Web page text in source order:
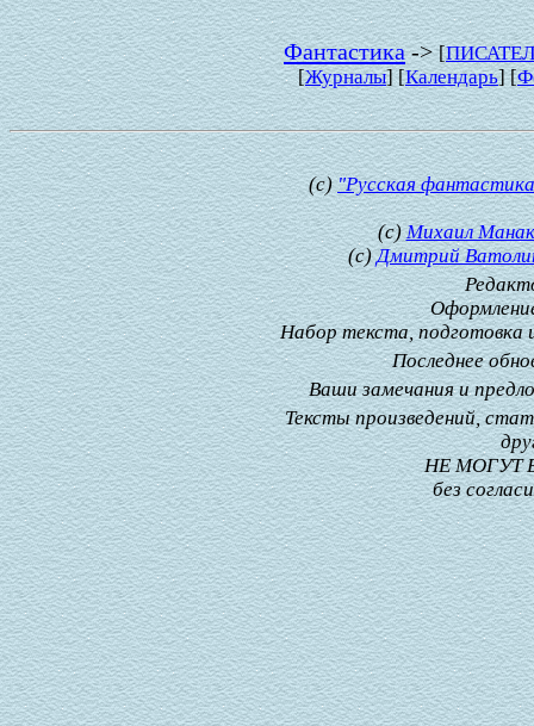
Фантастика->[
[Журналы] [Календарь] [
(с)"Русская
(с)Михаил
(с)Дмитрий
Набор текста, подготовка
Последнее
Ваши замечания и
Тексты произведений,
НЕ МОГУТ
без